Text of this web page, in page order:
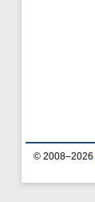
© 2008–2026